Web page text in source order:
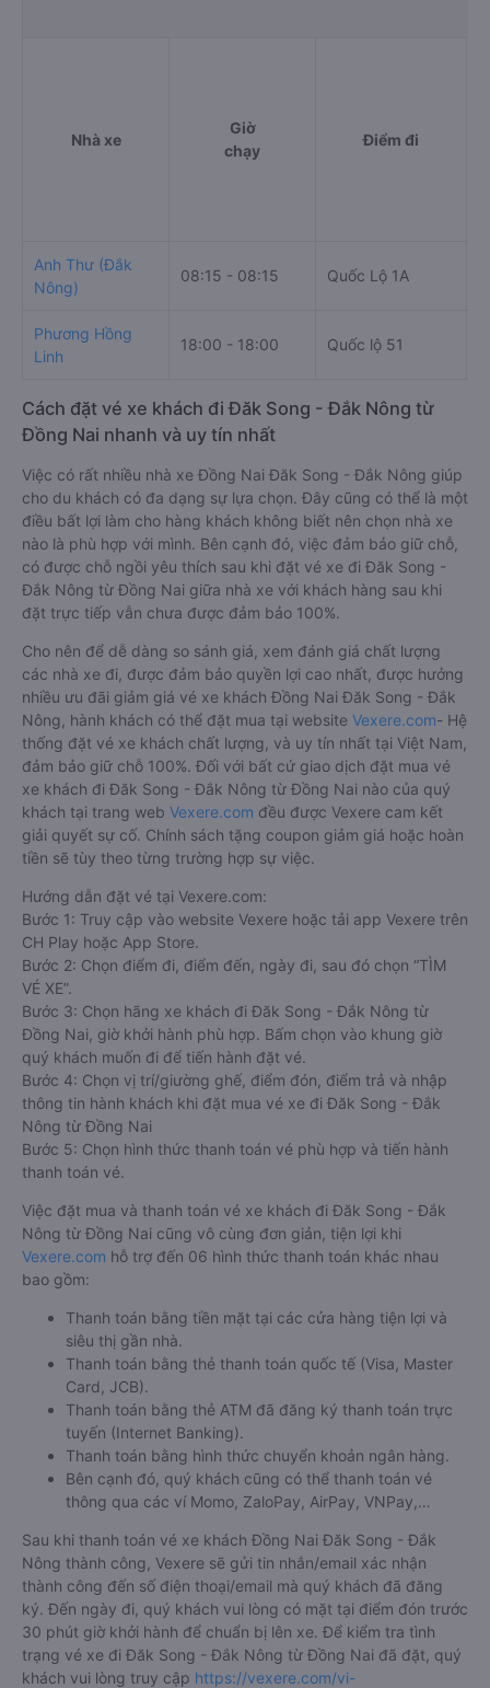
Nhà xe
Giờ
chạy
Điểm đi
Anh Thư (Đắk
Nông)
08:15 - 08:15 Quốc Lộ 1A
Phương Hồng
Linh
18:00 - 18:00 Quốc lộ 51
Cách đặt vé xe khách đi Đăk Song - Đắk Nông từ
Đồng Nai nhanh và uy tín nhất
Việc có rất nhiều nhà xe Đồng Nai Đăk Song - Đắk Nông giúp
cho du khách có đa dạng sự lựa chọn. Đây cũng có thể là một
điều bất lợi làm cho hàng khách không biết nên chọn nhà xe
nào là phù hợp với mình. Bên cạnh đó, việc đảm bảo giữ chỗ,
có được chỗ ngồi yêu thích sau khi đặt vé xe đi Đăk Song -
Đắk Nông từ Đồng Nai giữa nhà xe với khách hàng sau khi
đặt trực tiếp vẫn chưa được đảm bảo 100%.
Cho nên để dễ dàng so sánh giá, xem đánh giá chất lượng
các nhà xe đi, được đảm bảo quyền lợi cao nhất, được hưởng
nhiều ưu đãi giảm giá vé xe khách Đồng Nai Đăk Song - Đắk
Nông, hành khách có thể đặt mua tại website Vexere.com- Hệ
thống đặt vé xe khách chất lượng, và uy tín nhất tại Việt Nam,
đảm bảo giữ chỗ 100%. Đối với bất cứ giao dịch đặt mua vé
xe khách đi Đăk Song - Đắk Nông từ Đồng Nai nào của quý
khách tại trang web Vexere.com đều được Vexere cam kết
giải quyết sự cố. Chính sách tặng coupon giảm giá hoặc hoàn
tiền sẽ tùy theo từng trường hợp sự việc.
Hướng dẫn đặt vé tại Vexere.com:
Bước 1: Truy cập vào website Vexere hoặc tải app Vexere trên
CH Play hoặc App Store.
Bước 2: Chọn điểm đi, điểm đến, ngày đi, sau đó chọn “TÌM
VÉ XE”.
Bước 3: Chọn hãng xe khách đi Đăk Song - Đắk Nông từ
Đồng Nai, giờ khởi hành phù hợp. Bấm chọn vào khung giờ
quý khách muốn đi để tiến hành đặt vé.
Bước 4: Chọn vị trí/giường ghế, điểm đón, điểm trả và nhập
thông tin hành khách khi đặt mua vé xe đi Đăk Song - Đắk
Nông từ Đồng Nai
Bước 5: Chọn hình thức thanh toán vé phù hợp và tiến hành
thanh toán vé.
Việc đặt mua và thanh toán vé xe khách đi Đăk Song - Đắk
Nông từ Đồng Nai cũng vô cùng đơn giản, tiện lợi khi
Vexere.com hỗ trợ đến 06 hình thức thanh toán khác nhau
bao gồm:
Thanh toán bằng tiền mặt tại các cửa hàng tiện lợi và
siêu thị gần nhà.
Thanh toán bằng thẻ thanh toán quốc tế (Visa, Master
Card, JCB).
Thanh toán bằng thẻ ATM đã đăng ký thanh toán trực
tuyến (Internet Banking).
Thanh toán bằng hình thức chuyển khoản ngân hàng.
Bên cạnh đó, quý khách cũng có thể thanh toán vé
thông qua các ví Momo, ZaloPay, AirPay, VNPay,…
Sau khi thanh toán vé xe khách Đồng Nai Đăk Song - Đắk
Nông thành công, Vexere sẽ gửi tin nhắn/email xác nhận
thành công đến số điện thoại/email mà quý khách đã đăng
ký. Đến ngày đi, quý khách vui lòng có mặt tại điểm đón trước
30 phút giờ khởi hành để chuẩn bị lên xe. Để kiểm tra tình
trạng vé xe đi Đăk Song - Đắk Nông từ Đồng Nai đã đặt, quý
khách vui lòng truy cập https://vexere.com/vi-